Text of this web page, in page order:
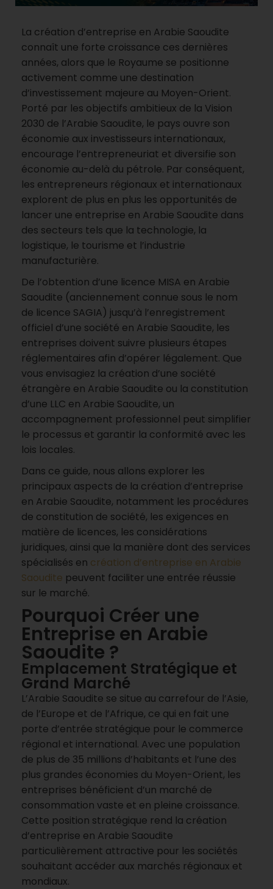
La création d’entreprise en Arabie Saoudite
connaît une forte croissance ces dernières
années, alors que le Royaume se positionne
activement comme une destination
d’investissement majeure au Moyen-Orient.
Porté par les objectifs ambitieux de la Vision
2030 de l’Arabie Saoudite, le pays ouvre son
économie aux investisseurs internationaux,
encourage l’entrepreneuriat et diversifie son
économie au-delà du pétrole. Par conséquent,
les entrepreneurs régionaux et internationaux
explorent de plus en plus les opportunités de
lancer une entreprise en Arabie Saoudite dans
des secteurs tels que la technologie, la
logistique, le tourisme et l’industrie
manufacturière.
De l’obtention d’une licence MISA en Arabie
Saoudite (anciennement connue sous le nom
de licence SAGIA) jusqu’à l’enregistrement
officiel d’une société en Arabie Saoudite, les
entreprises doivent suivre plusieurs étapes
réglementaires afin d’opérer légalement. Que
vous envisagiez la création d’une société
étrangère en Arabie Saoudite ou la constitution
d’une LLC en Arabie Saoudite, un
accompagnement professionnel peut simplifier
le processus et garantir la conformité avec les
lois locales.
Dans ce guide, nous allons explorer les
principaux aspects de la création d’entreprise
en Arabie Saoudite, notamment les procédures
de constitution de société, les exigences en
matière de licences, les considérations
juridiques, ainsi que la manière dont des services
spécialisés en création d’entreprise en Arabie
Saoudite peuvent faciliter une entrée réussie
sur le marché.
Pourquoi Créer une
Entreprise en Arabie
Saoudite ?
Emplacement Stratégique et
Grand Marché
L’Arabie Saoudite se situe au carrefour de l’Asie,
de l’Europe et de l’Afrique, ce qui en fait une
porte d’entrée stratégique pour le commerce
régional et international. Avec une population
de plus de 35 millions d’habitants et l’une des
plus grandes économies du Moyen-Orient, les
entreprises bénéficient d’un marché de
consommation vaste et en pleine croissance.
Cette position stratégique rend la création
d’entreprise en Arabie Saoudite
particulièrement attractive pour les sociétés
souhaitant accéder aux marchés régionaux et
mondiaux.